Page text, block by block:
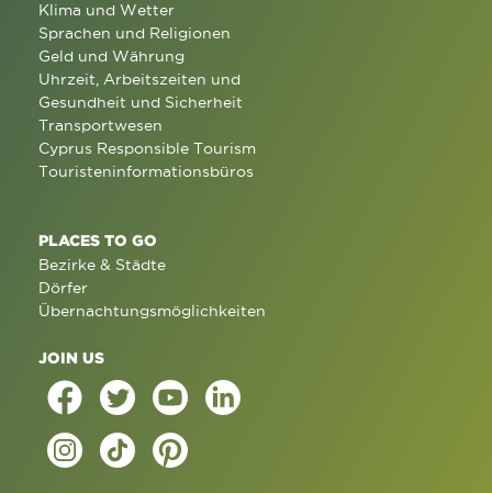
Klima und Wetter
Sprachen und Religionen
Geld und Währung
Uhrzeit, Arbeitszeiten und
Gesundheit und Sicherheit
Transportwesen
Cyprus Responsible Tourism
Touristeninformationsbüros
PLACES TO GO
Bezirke & Städte
Dörfer
Übernachtungsmöglichkeiten
JOIN US